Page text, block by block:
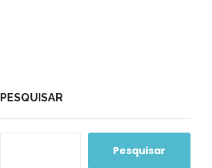
PESQUISAR
Pesquisar